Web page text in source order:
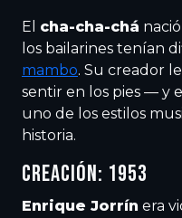
El cha-cha-chá
los bailarines tenían
mambo. Su creador
sentir en los pies — y
uno de los estilos
historia.
CREACIÓN: 1953
Enrique Jorrín era